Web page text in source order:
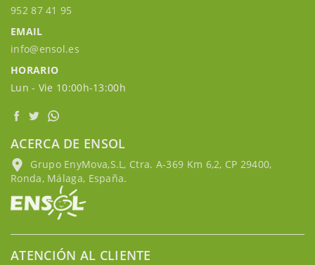
952 87 41 95
EMAIL
info@ensol.es
HORARIO
Lun - Vie 10:00h-13:00h
ACERCA DE ENSOL
Grupo EnyMova,S.L, Ctra. A-369 Km 6,2, CP 29400,
Ronda, Málaga, España.
ATENCIÓN AL CLIENTE